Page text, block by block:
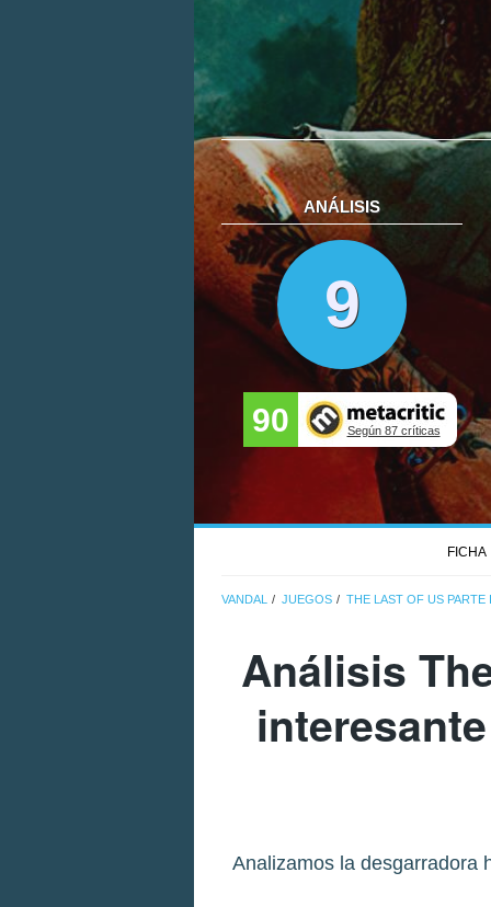
ANÁLISIS
9
90 Según 87 críticas
FICHA
VANDAL JUEGOS THE LAST OF US PARTE
Análisis
Analizamos la desgarradora